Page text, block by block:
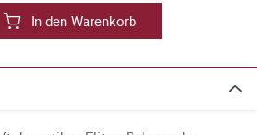
In den Warenkorb